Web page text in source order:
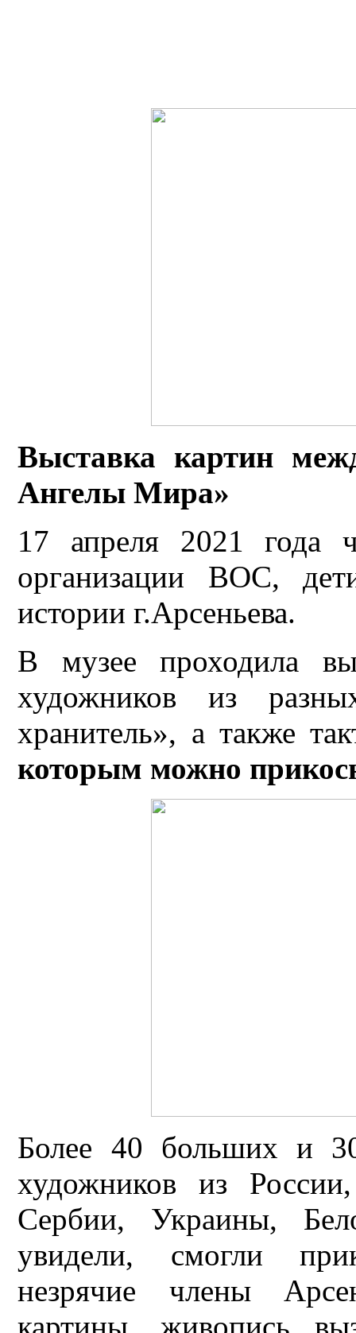
Выставка картин
Ангелы Мира»
17 апреля 2021 года
организации ВОС,
истории г.Арсеньева.
В музее проходила
художников из
хранитель», а также
которым можно
Более 40 больших и
художников из
Сербии, Украины,
увидели, смогли
незрячие члены
картины, живопись